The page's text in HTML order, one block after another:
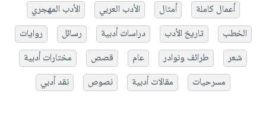
أعمال كاملة
أمثال الأدب العربي
الأدب المهجري
الخطب
تاريخ الأدب دراسات أدبية رسائل
روايات
شعر
طرائف ونوادر عام قصص
مختارات أدبية
مسرحيات
مقالات أدبية نصوص نقد أدبي